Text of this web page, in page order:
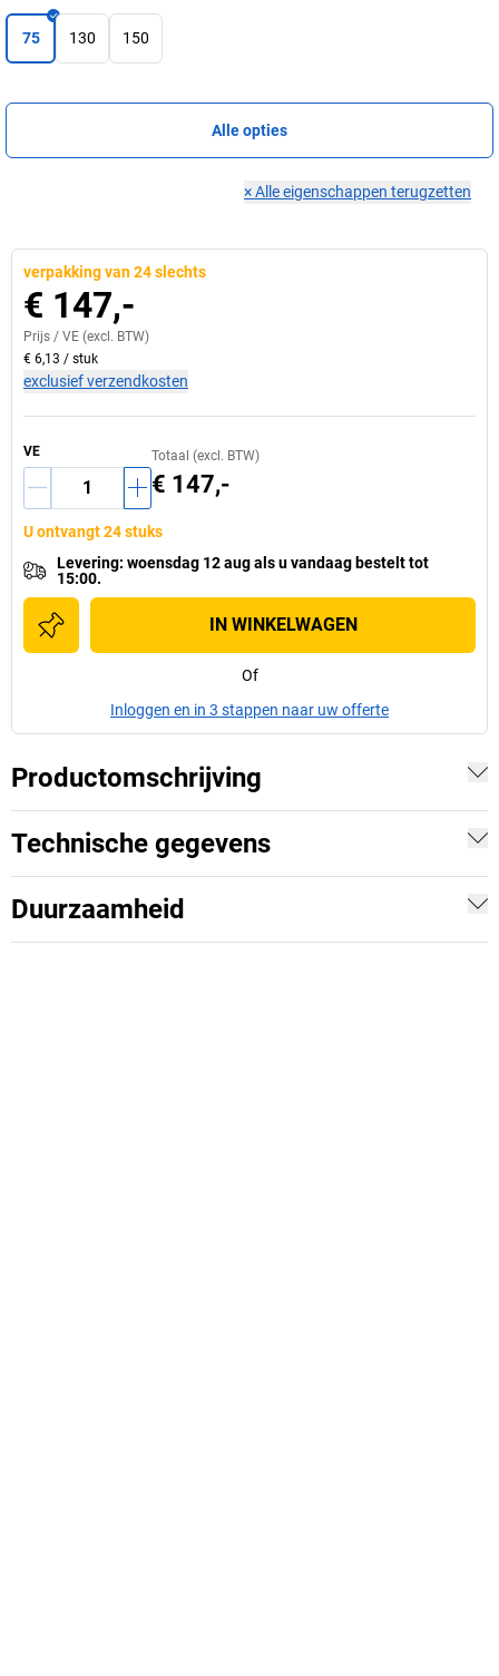
75 130 150
Alle opties
×Alle eigenschappen terugzetten
verpakking van 24 slechts
€ 147,-
Prijs / VE (excl. BTW)
€ 6,13 / stuk
exclusief verzendkosten
VE Totaal (excl. BTW)
€ 147,-
U ontvangt 24 stuks
Levering: woensdag 12 augals uvandaag bestelt tot
15:00.
IN WINKELWAGEN
Of
Inloggen en in 3 stappen naar uw offerte
Productomschrijving
Technische gegevens
Duurzaamheid